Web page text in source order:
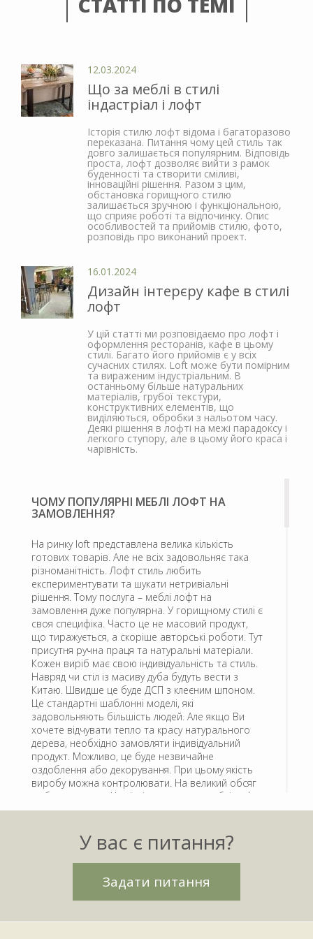
12.03.2024
Що за меблі в стилі
індастріал і лофт
Історія стилю лофт відома і багаторазово
переказана. Питання чому цей стиль так
довго залишається популярним. Відповідь
проста, лофт дозволяє вийти з рамок
буденності та створити сміливі,
інноваційні рішення. Разом з цим,
обстановка горищного стилю
залишається зручною і функціональною,
що сприяє роботі та відпочинку. Опис
особливостей та прийомів стилю, фото,
розповідь про виконаний проект.
16.01.2024
Дизайн інтерєру кафе в стилі
лофт
У цій статті ми розповідаємо про лофт і
оформлення ресторанів, кафе в цьому
стилі. Багато його прийомів є у всіх
сучасних стилях. Loft може бути помірним
та вираженим індустріальним. В
останньому більше натуральних
матеріалів, грубої текстури,
конструктивних елементів, що
виділяються, обробки з нальотом часу.
Деякі рішення в лофті на межі парадоксу і
легкого ступору, але в цьому його краса і
чарівність.
ЧОМУ ПОПУЛЯРНІ МЕБЛІ ЛОФТ НА
ЗАМОВЛЕННЯ?
На ринку loft представлена велика кількість
готових товарів. Але не всіх задовольняє така
різноманітність. Лофт стиль любить
експериментувати та шукати нетривіальні
рішення. Тому послуга – меблі лофт на
замовлення дуже популярна. У горищному стилі є
своя специфіка. Часто це не масовий продукт,
що тиражується, а скоріше авторські роботи. Тут
присутня ручна праця та натуральні матеріали.
Кожен виріб має свою індивідуальність та стиль.
Навряд чи стіл із масиву дуба будуть вести з
Китаю. Швидше це буде ДСП з клеєним шпоном.
Це стандартні шаблонні моделі, які
задовольняють більшість людей. Але якщо Ви
хочете відчувати тепло та красу натурального
дерева, необхідно замовляти індивідуальний
продукт. Можливо, це буде незвичайне
оздоблення або декорування. При цьому якість
виробу можна контролювати. На великий обсяг
роблять знижки. Це гідність купувати меблі лофт
від виробника.
сучасні технології зварювання, різання,
йдеться про товари виключно з металу.
творити дива.
У вас є питання?
Задати питання